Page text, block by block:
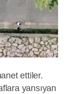
ettiler.
yansıyan